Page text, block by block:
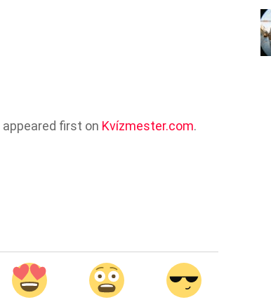
appeared first on Kvízmester.com.